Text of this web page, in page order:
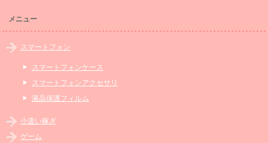
メニュー
スマートフォン
スマートフォンケース
スマートフォンアクセサリ
液晶保護フィルム
小遣い稼ぎ
ゲーム